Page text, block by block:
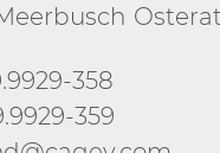
358
359